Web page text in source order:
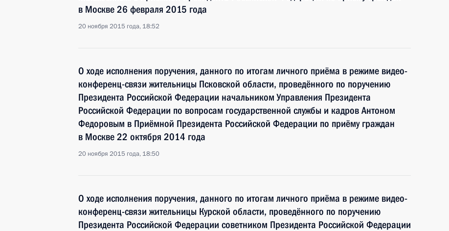
в Москве 26 февраля 2015 года
20 ноября 2015 года, 18:52
О ходе исполнения поручения, данного по итогам личного приёма в режиме видео-
конференц-связи жительницы Псковской области, проведённого по поручению
Президента Российской Федерации начальником Управления Президента
Российской Федерации по вопросам государственной службы и кадров Антоном
Федоровым в Приёмной Президента Российской Федерации по приёму граждан
в Москве 22 октября 2014 года
20 ноября 2015 года, 18:50
О ходе исполнения поручения, данного по итогам личного приёма в режиме видео-
конференц-связи жительницы Курской области, проведённого по поручению
Президента Российской Федерации советником Президента Российской Федерации